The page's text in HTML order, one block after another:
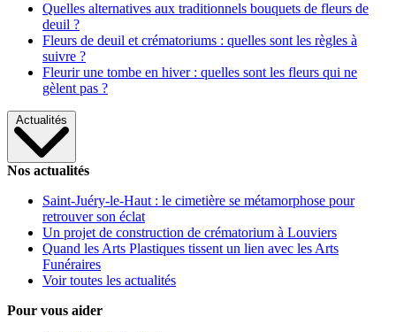
Quelles alternatives aux traditionnels bouquets de fleurs de
deuil ?
Fleurs de deuil et crématoriums : quelles sont les règles à
suivre ?
Fleurir une tombe en hiver : quelles sont les fleurs qui ne
gèlent pas ?
Actualités
Nos actualités
Saint-Juéry-le-Haut : le cimetière se métamorphose pour
retrouver son éclat
Un projet de construction de crématorium à Louviers
Quand les Arts Plastiques tissent un lien avec les Arts
Funéraires
Voir toutes les actualités
Pour vous aider